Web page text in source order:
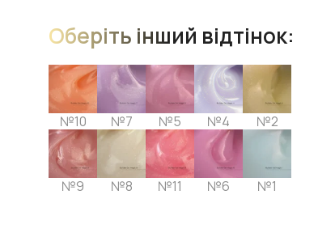
Оберіть інший відтінок:
№10 №7 №5 №4 №2
№9 №8 №11 №6 №1